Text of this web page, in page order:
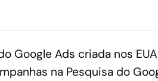
Google Ads criada nos
na Pesquisa do